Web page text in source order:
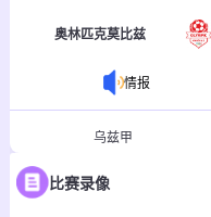
奥林匹克莫比兹
情报
乌兹甲
FA共和国
比赛录像